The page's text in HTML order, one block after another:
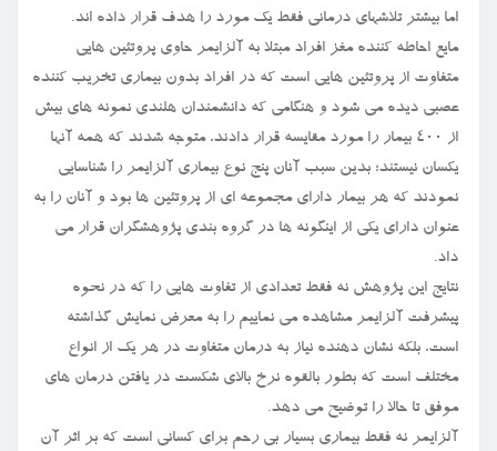
اما بیشتر تلاشهای درمانی فقط یک مورد را هدف قرار داده اند.
مایع احاطه کننده مغز افراد مبتلا به آلزایمر حاوی پروتئین هایی
متفاوت از پروتئین هایی است که در افراد بدون بیماری تخریب کننده
عصبی دیده می شود و هنگامی که دانشمندان هلندی نمونه های بیش
از ۴۰۰ بیمار را مورد مقایسه قرار دادند، متوجه شدند که همه آنها
یکسان نیستند؛ بدین سبب آنان پنج نوع بیماری آلزایمر را شناسایی
نمودند که هر بیمار دارای مجموعه ای از پروتئین ها بود و آنان را به
عنوان دارای یکی از اینگونه ها در گروه بندی پژوهشگران قرار می
داد.
نتایج این پژوهش نه فقط تعدادی از تفاوت هایی را که در نحوه
پیشرفت آلزایمر مشاهده می نماییم را به معرض نمایش گذاشته
است، بلکه نشان دهنده نیاز به درمان متفاوت در هر یک از انواع
مختلف است که بطور بالقوه نرخ بالای شکست در یافتن درمان های
موفق تا حالا را توضیح می دهد.
آلزایمر نه فقط بیماری بسیار بی رحم برای کسانی است که بر اثر آن